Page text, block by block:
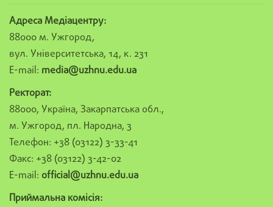
Адреса Медіацентру:
88000 м. Ужгород,
вул. Університетська, 14, к. 231
E-mail: media@uzhnu.edu.ua
Ректорат:
88000, Україна, Закарпатська обл.,
м. Ужгород, пл. Народна, 3
Телефон: +38 (03122) 3-33-41
Факс: +38 (03122) 3-42-02
E-mail: official@uzhnu.edu.ua
Приймальна комісія: